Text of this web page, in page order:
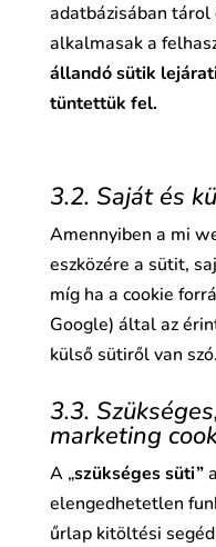
adatbázisában
alkalmasak a
állandó sütik
tüntettük fel.
3.2. Saját és
Amennyiben a mi
eszközére a sütit,
míg ha a cookie
Google) által az
külső sütiről van szó.
3.3.
marketing
A „szükséges süti”
elengedhetetlen
űrlap kitöltési